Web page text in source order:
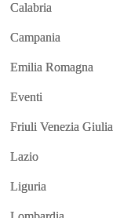
Calabria
Campania
Emilia Romagna
Eventi
Friuli Venezia Giulia
Lazio
Liguria